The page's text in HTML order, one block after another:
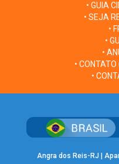
• GUIA
• SEJA
•
•
•
•
•
Angra dos Reis-RJ